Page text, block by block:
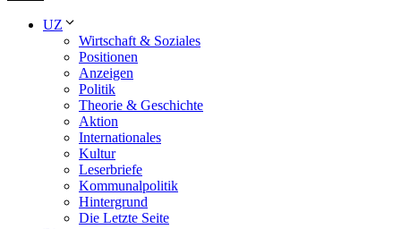
UZ
Wirtschaft & Soziales
Positionen
Anzeigen
Politik
Theorie & Geschichte
Aktion
Internationales
Kultur
Leserbriefe
Kommunalpolitik
Hintergrund
Die Letzte Seite